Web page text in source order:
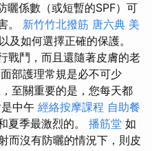
曬係數（或短暫的SPF）可
。 新竹竹北撥筋 唐六典 美
及如何選擇正確的保護。
戰鬥，而且還隨著皮膚的老
部護理常規是必不可少
至關重要的是，您每天都
中午 經絡按摩課程 自助餐
夏季最激烈的。 播筋堂 如
而沒有防曬的情況下，則皮